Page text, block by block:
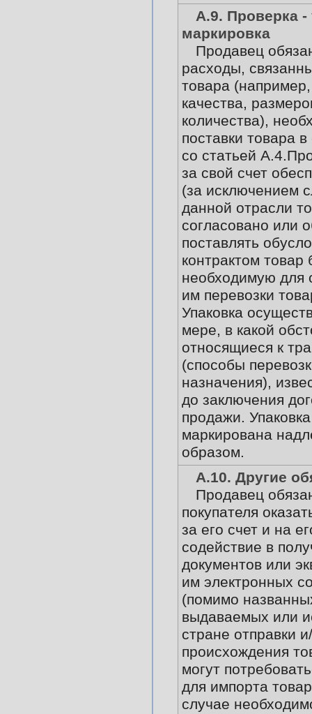
А.9. Проверка -
маркировка
Продавец
расходы,
товара
качества,
количества),
поставки товара в
со статьей
за свой счет
(за исключением
данной отрасли
согласовано или
поставлять
контрактом товар
необходимую для
им перевозки
Упаковка
мере, в какой
относящиеся к
(способы
назначения),
до заключения
продажи.
маркирована
образом.
А.10. Другие
Продавец
покупателя
за его счет и на
содействие в
документов или
им электронных
(помимо
выдаваемых или
стране отправки
происхождения
могут
для импорта
случае